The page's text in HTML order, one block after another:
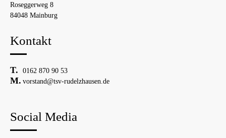
Roseggerweg 8
84048 Mainburg
Kontakt
0162 870 90 53
vorstand@tsv-rudelzhausen.de
Social Media